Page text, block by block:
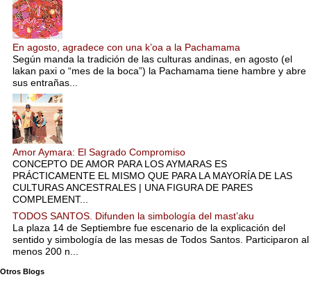
En agosto, agradece con una k’oa a la Pachamama
Según manda la tradición de las culturas andinas, en agosto (el
lakan paxi o “mes de la boca”) la Pachamama tiene hambre y abre
sus entrañas...
Amor Aymara: El Sagrado Compromiso
CONCEPTO DE AMOR PARA LOS AYMARAS ES
PRÁCTICAMENTE EL MISMO QUE PARA LA MAYORÍA DE LAS
CULTURAS ANCESTRALES | UNA FIGURA DE PARES
COMPLEMENT...
TODOS SANTOS. Difunden la simbología del mast’aku
La plaza 14 de Septiembre fue escenario de la explicación del
sentido y simbología de las mesas de Todos Santos. Participaron al
menos 200 n...
Otros Blogs